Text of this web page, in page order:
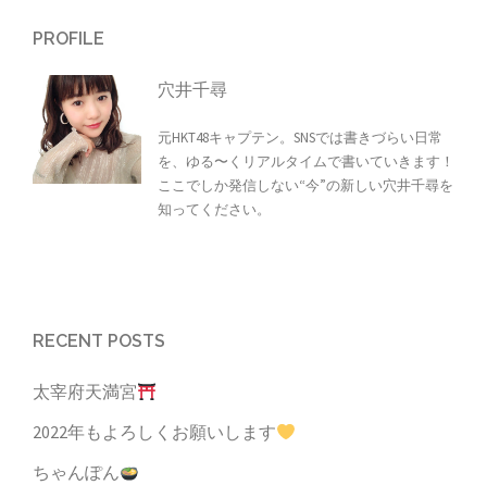
PROFILE
穴井千尋
元HKT48キャプテン。SNSでは書きづらい日常
を、ゆる〜くリアルタイムで書いていきます！
ここでしか発信しない“今”の新しい穴井千尋を
知ってください。
RECENT POSTS
太宰府天満宮
2022年もよろしくお願いします
ちゃんぽん